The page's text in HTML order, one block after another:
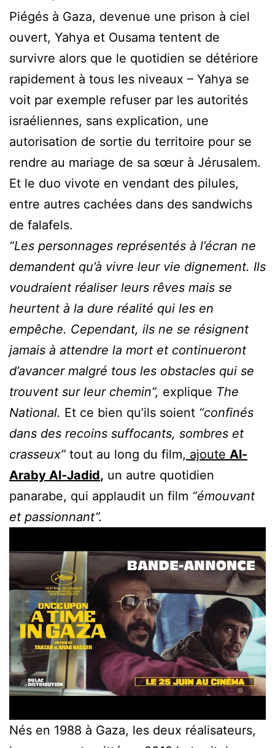
Piégés à Gaza, devenue une prison à ciel
ouvert, Yahya et Ousama tentent de
survivre alors que le quotidien se détériore
rapidement à tous les niveaux – Yahya se
voit par exemple refuser par les autorités
israéliennes, sans explication, une
autorisation de sortie du territoire pour se
rendre au mariage de sa sœur à Jérusalem.
Et le duo vivote en vendant des pilules,
entre autres cachées dans des sandwichs
de falafels.
“Les personnages représentés à l’écran ne
demandent qu’à vivre leur vie dignement. Ils
voudraient réaliser leurs rêves mais se
heurtent à la dure réalité qui les en
empêche. Cependant, ils ne se résignent
jamais à attendre la mort et continueront
d’avancer malgré tous les obstacles qui se
trouvent sur leur chemin”, explique The
National. Et ce bien qu’ils soient “confinés
dans des recoins suffocants, sombres et
crasseux” tout au long du film, ajoute Al-
Araby Al-Jadid, un autre quotidien
panarabe, qui applaudit un film “émouvant
et passionnant”.
Nés en 1988 à Gaza, les deux réalisateurs,